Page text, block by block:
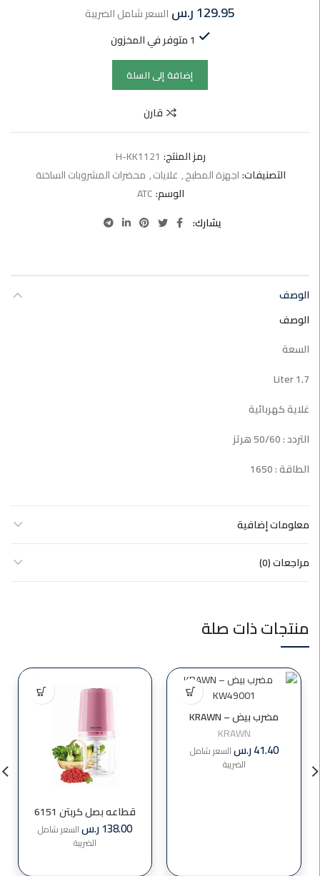
129.95ر.س السعر شامل الضريبة
1 متوفر في المخزون
إضافة إلى السلة
قارن
رمز المنتج: H-KK1121
التصنيفات:اجهزة المطبخ, غلايات, محضرات المشروبات الساخنة
الوسم:ATC
يشارك
الوصف
الوصف
السعة
1.7 Liter
غلاية كهربائية
التردد : 50/60 هرتز
الطاقة : 1650
معلومات إضافية
مراجعات (0)
منتجات ذات صلة
مضرب بيض KRAWN –
KW49001
KRAWN
41.40ر.سالسعر شامل
الضريبة
قطاعه بصل كربتن 6151
138.00ر.سالسعر شامل
الضريبة